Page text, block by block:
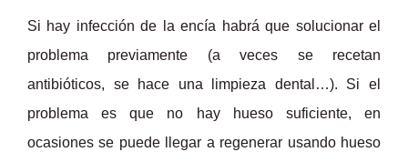
Si hay infección de la encía habrá que solucionar el
problema previamente (a veces se recetan
antibióticos, se hace una limpieza dental…). Si el
problema es que no hay hueso suficiente, en
ocasiones se puede llegar a regenerar usando hueso